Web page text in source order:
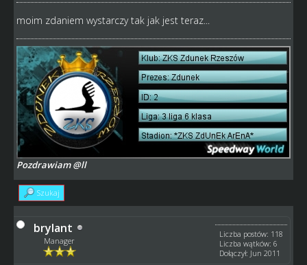
moim zdaniem wystarczy tak jak jest teraz...
Pozdrawiam @ll
Szukaj
brylant
Manager
Liczba postów: 118
Liczba wątków: 6
Dołączył: Jun 2011